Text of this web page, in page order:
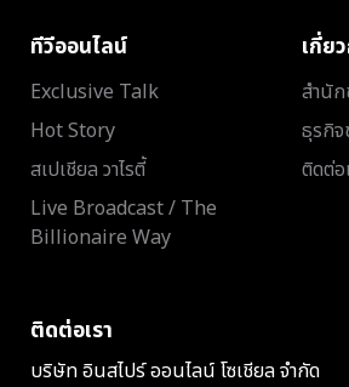
ทีวีออนไลน์
Exclusive Talk
Hot Story
สเปเชียล วาไรตี้
Live Broadcast / The
Billionaire Way
เกี่ย
สำนัก
ธุรกิจ
ติดต่อ
ติดต่อเรา
บริษัท อินสไปร์ ออนไลน์ โซเชียล จำกัด